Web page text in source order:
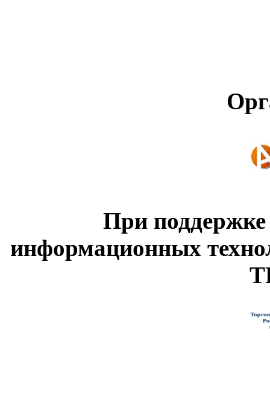
При
информационных